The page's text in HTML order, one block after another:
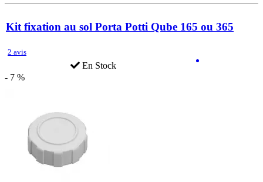
Kit fixation au sol Porta Potti Qube 165 ou 365
2 avis
En Stock
- 7 %